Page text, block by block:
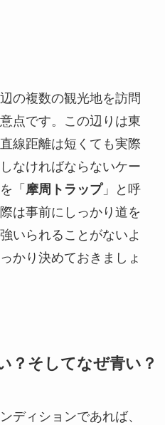
の複数の観光地を訪問
点です。この辺りは東
線距離は短くても実際
なければならないケー
「 摩周トラップ」と呼
は事前にしっかり道を
いられることがないよ
かり決めておきましょ
？そしてなぜ青い？
ディションであれば、